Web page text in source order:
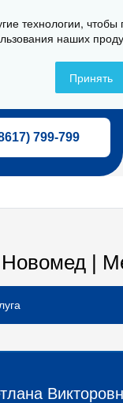
технологии,
наших
Принять
на прием
799-799
|